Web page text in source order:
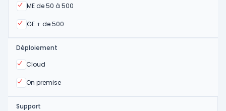
ME de 50 à 500
Oui
GE + de 500
Oui
Déploiement
Cloud
Oui
On premise
Oui
Support